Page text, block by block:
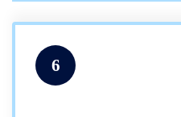
6